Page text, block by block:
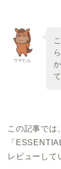
ウマたん
この記事では
「
レビューして